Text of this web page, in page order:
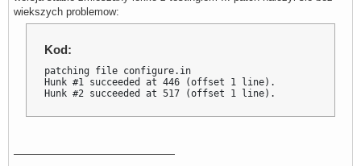
wiekszych problemow:
Kod:
patching file configure.in
Hunk #1 succeeded at 446 (offset 1 line).
Hunk #2 succeeded at 517 (offset 1 line).